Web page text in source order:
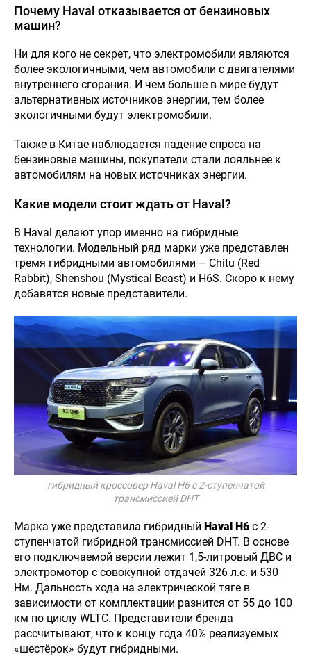
8 (7282)
402-202, 8
(777) 740-
Haval
Taldykorgan
Почему Haval отказывается от бензиновых
машин?
Ни для кого не секрет, что электромобили являются
более экологичными, чем автомобили с двигателями
внутреннего сгорания. И чем больше в мире будут
альтернативных источников энергии, тем более
экологичными будут электромобили.
Также в Китае наблюдается падение спроса на
бензиновые машины, покупатели стали лояльнее к
автомобилям на новых источниках энергии.
Какие модели стоит ждать от Haval?
В Haval делают упор именно на гибридные
технологии. Модельный ряд марки уже представлен
тремя гибридными автомобилями – Chitu (Red
Rabbit), Shenshou (Mystical Beast) и H6S. Скоро к нему
добавятся новые представители.
гибридный кроссовер Haval H6 с 2-ступенчатой
трансмиссией DHT
Марка уже представила гибридный Haval H6 с 2-
ступенчатой гибридной трансмиссией DHT. В основе
его подключаемой версии лежит 1,5-литровый ДВС и
электромотор с совокупной отдачей 326 л.с. и 530
Нм. Дальность хода на электрической тяге в
зависимости от комплектации разнится от 55 до 100
км по циклу WLTC. Представители бренда
рассчитывают, что к концу года 40% реализуемых
«шестёрок» будут гибридными.